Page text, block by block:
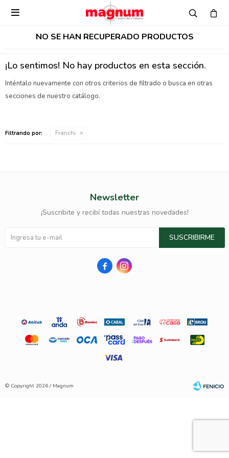

NO SE HAN RECUPERADO PRODUCTOS
¡Lo sentimos! No hay productos en esta sección.
Inténtalo nuevamente con otros criterios de filtrado o busca en otras
secciones de nuestro catálogo.
Filtrando por: Franchi
Newsletter
¡Suscribite y recibí todas nuestras novedades!
SUSCRIBIRME
 
© Copyright 2026 / Magnum